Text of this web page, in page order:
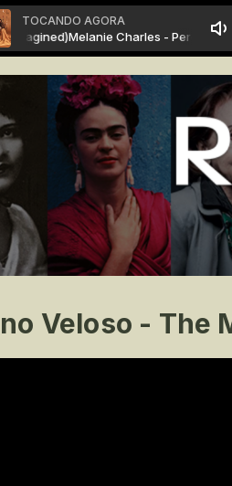
TOCANDO AGORA
Melanie Charles - Perdido
Veloso - The